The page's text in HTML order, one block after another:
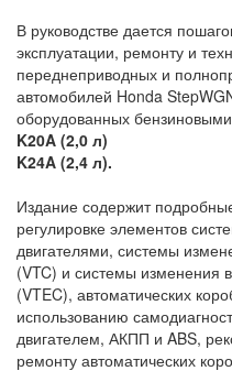
В руководстве дается
эксплуатации, ремонту и
переднеприводных и
автомобилей Honda
оборудованных
K20A (2,0 л)
K24A (2,4 л).
Издание содержит
регулировке элементов
двигателями, системы
(VTC) и системы изменения
(VTEC), автоматических
использованию
двигателем, АКПП и ABS,
ремонту автоматических